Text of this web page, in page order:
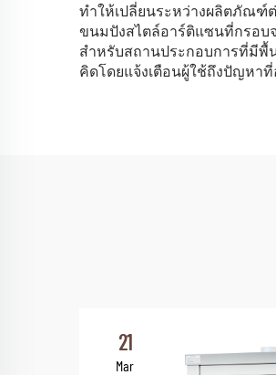
ทำให้เปลี่ยนระหว่างผลิตภัณฑ์
ขนมปังสไตล์อาร์ติแซนที่กรอบ
สำหรับสถานประกอบการที่มี
คิดโดยแจ้งเตือนผู้ใช้ถึงปัญหา
21
Mar